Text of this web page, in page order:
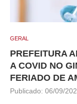
GERAL
PREFEITURA
A COVID NO
FERIADO DE
Publicado: 06/09/